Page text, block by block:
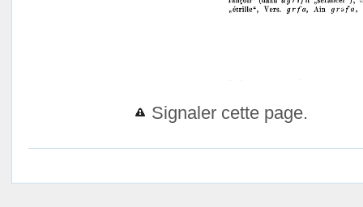
Signaler cette page.